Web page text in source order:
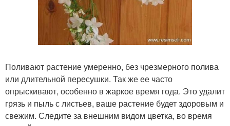
Поливают растение умеренно, без чрезмерного полива
или длительной пересушки. Так же ее часто
опрыскивают, особенно в жаркое время года. Это удалит
грязь и пыль с листьев, ваше растение будет здоровым и
свежим. Следите за внешним видом цветка, во время